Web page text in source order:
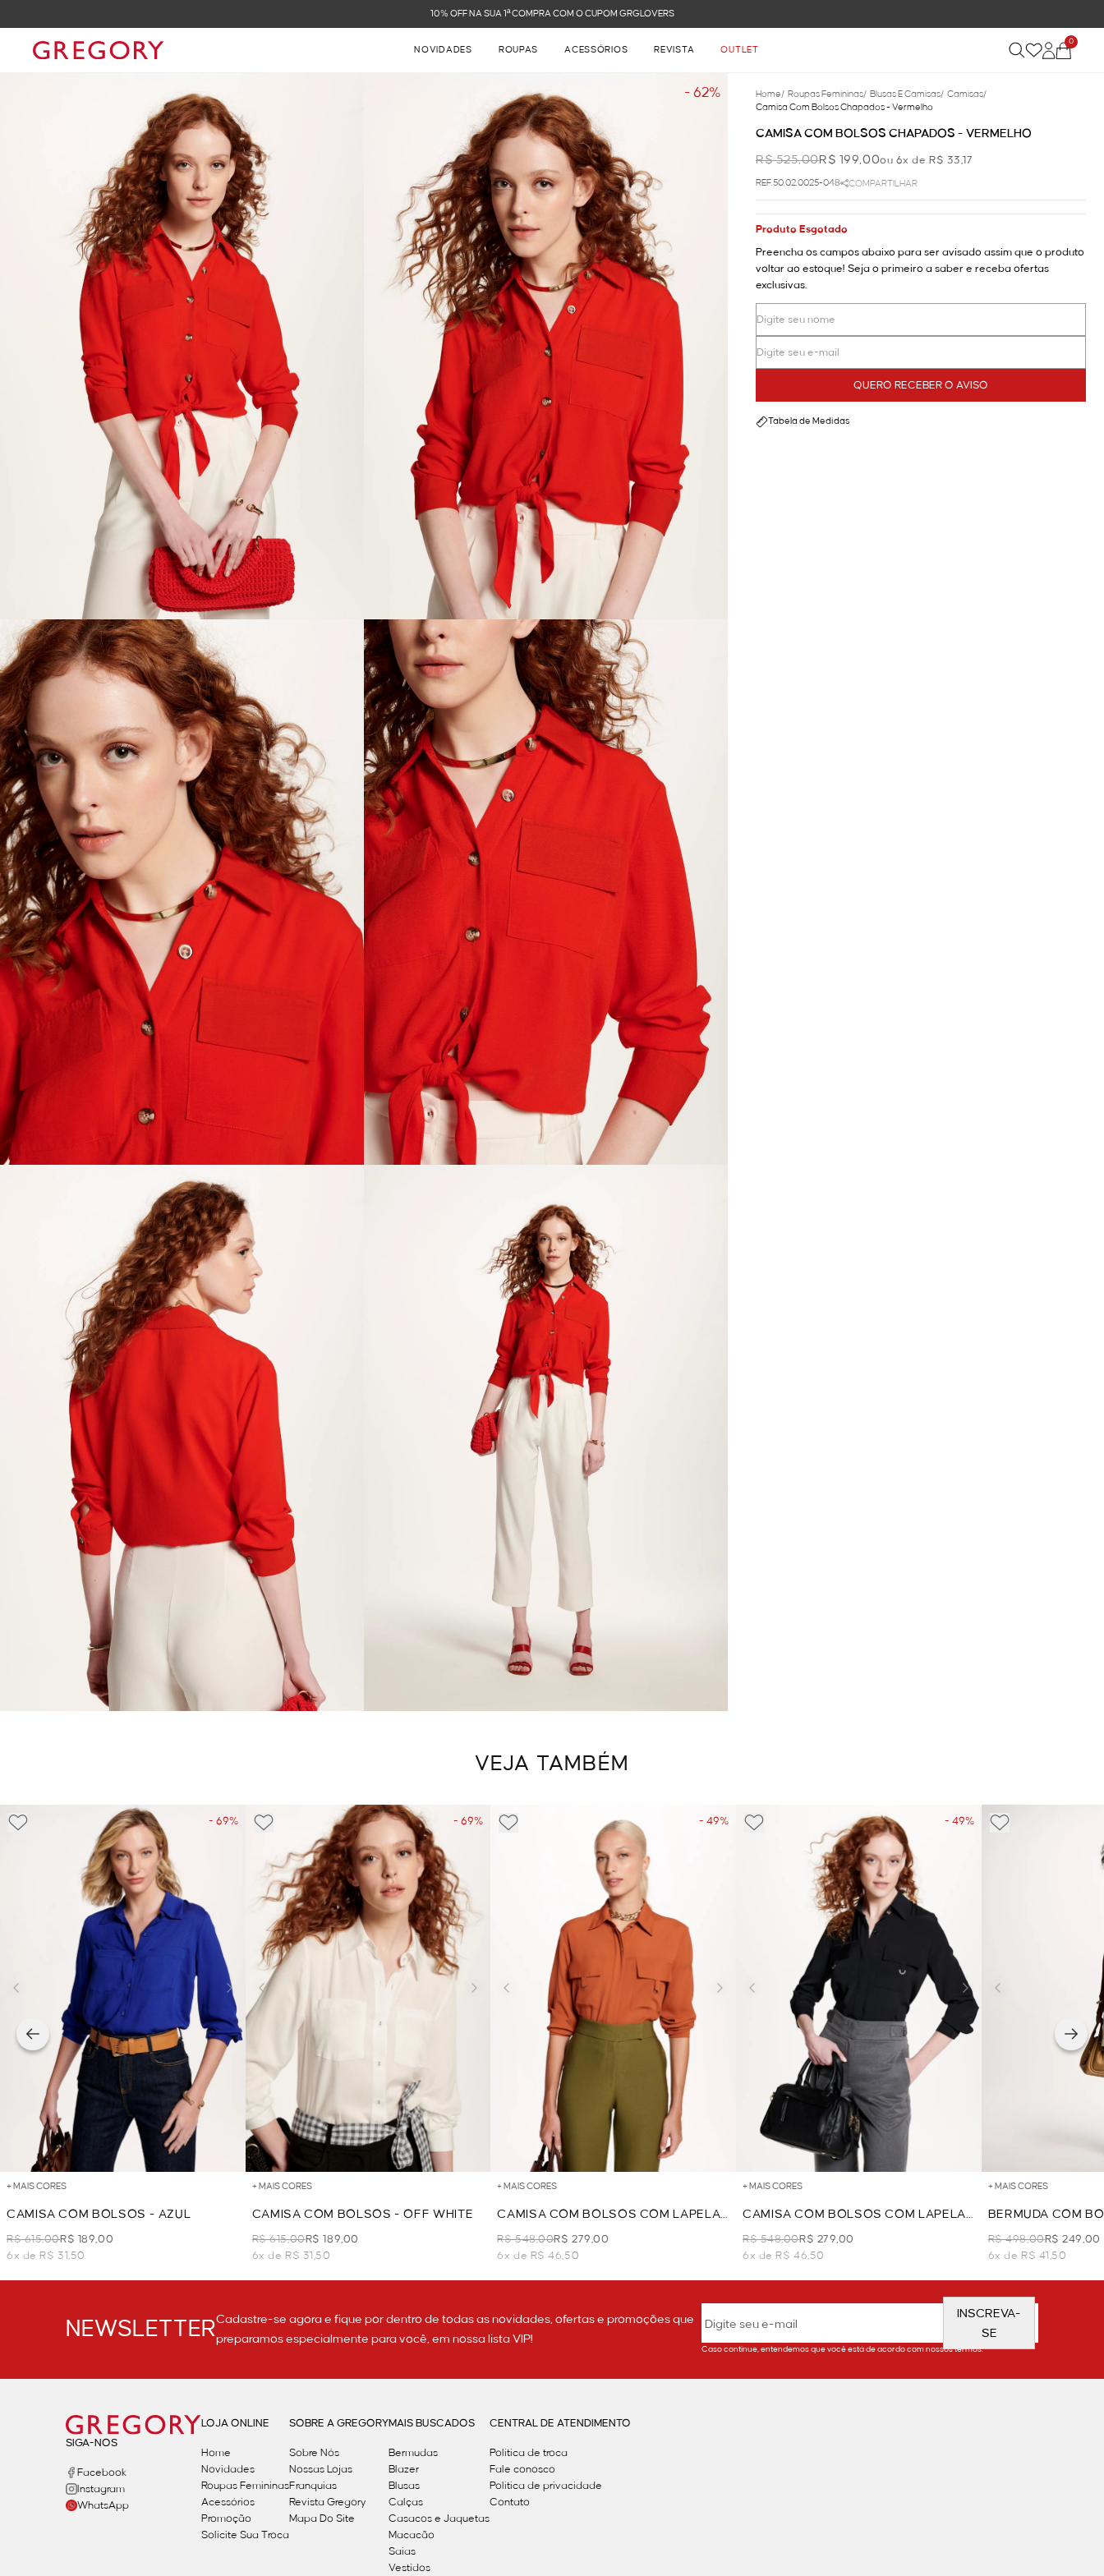
FRETE GRÁTIS NAS COMPRAS ACIMA DE R$ 899
NOVIDADES ROUPAS ACESSÓRIOS REVISTA OUTLET
0
- 62% Home/ Roupas Femininas/ Blusas E Camisas/ Camisas/
Camisa Com Bolsos Chapados - Vermelho
CAMISA COM BOLSOS CHAPADOS - VERMELHO
R$ 525,00R$ 199,00ou 6x de R$ 33,17
REF.50.02.0025-048 COMPARTILHAR
Produto Esgotado
Preencha os campos abaixo para ser avisado assim que o produto
voltar ao estoque! Seja o primeiro a saber e receba ofertas
exclusivas.
QUERO RECEBER O AVISO
Tabela de Medidas
VEJA TAMBÉM
- 69%
+ MAIS CORES
CAMISA COM BOLSOS - AZUL
R$ 615,00R$ 189,00
6x de R$ 31,50
- 69%
+ MAIS CORES
CAMISA COM BOLSOS - OFF WHITE
R$ 615,00R$ 189,00
6x de R$ 31,50
- 49%
+ MAIS CORES
CAMISA COM BOLSOS COM LAPELA
- CARAMELO
R$ 548,00R$ 279,00
6x de R$ 46,50
- 49%
+ MAIS CORES
CAMISA COM BOLSOS COM LAPELA
- PRETO
R$ 548,00R$ 279,00
6x de R$ 46,50
+ MAIS CORES
BERMUDA COM
R$ 498,00R$ 249,00
6x de R$ 41,50
NEWSLETTERCadastre-se agora e fique por dentro de todas as novidades, ofertas e promoções que
preparamos especialmente para você, em nossa lista VIP!
INSCREVA-
SE
Caso continue, entendemos que você está de acordo com nossos termos.
SIGA-NOS
Facebook
Instagram
WhatsApp
LOJA ONLINE
Home
Novidades
Roupas Femininas
Acessórios
Promoção
Solicite Sua Troca
SOBRE A GREGORY
Sobre Nós
Nossas Lojas
Franquias
Revista Gregory
Mapa Do Site
MAIS BUSCADOS
Bermudas
Blazer
Blusas
Calças
Casacos e Jaquetas
Macacão
Saias
Vestidos
CENTRAL DE ATENDIMENTO
Política de troca
Fale conosco
Politica de privacidade
Contato